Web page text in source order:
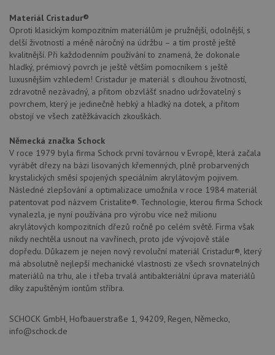
Materiál Cristadur®
Oproti klasickým kompozitním materiálům je pružnější, odolnější, s
delší životností a méně náročný na údržbu – a tím prostě ještě
kvalitnější. Při každodenním používání to znamená, že dokonale
hladký, prémiový povrch je ještě větším pomocníkem s ještě
luxusnějším vzhledem! Cristadur je materiál s dlouhou životností,
zdravotně nezávadný, a přitom obzvlášť snadno udržovatelný s
povrchem, který je jedinečně hebký a hladký na dotek, a přitom
obstojí ve všech zatěžkávacích zkouškách.
Německá značka Schock
V roce 1979 byla firma Schock první továrnou v Evropě, která začala
vyrábět dřezy na bázi lisovaných křemenných, plně probarvených
krystalických směsí spojených speciálním akrylátovým pojivem.
Následné zlepšování a optimalizace umožnila v roce 1984 materiál
patentovat pod názvem Cristalite®. Technologie, kterou firma Schock
vynalezla, je nyní používána pro výrobu více než milionu
akrylátových kompozitních dřezů ročně po celém světě. Firma však
nikdy nechtěla usnout na vavřínech, proto jde vývojově stále
dopředu. Důkazem je nejen nový revoluční materiál Cristadur®, který
má absolutně nejlepší mechanické vlastnosti ze všech srovnatelných
materiálů na trhu, ale i třeba trvalá antibakteriální úprava materiálů
díky zapuštěným iontům stříbra.
SCHOCK GmbH, Hofbauerstraße 1, 94209, Regen, Německo,
info@schock.de